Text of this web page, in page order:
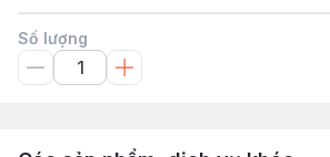
Số lượng